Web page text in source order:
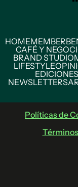
HOMEMEMBER
CAFÉ Y
BRAND STUDIO
LIFESTYLE
NEWSLETTERS
Políticas de